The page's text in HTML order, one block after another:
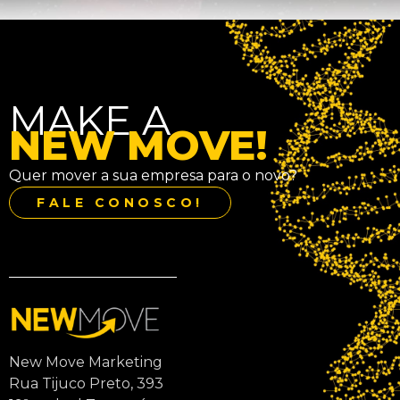
MAKE A
NEW MOVE!
Quer mover a sua empresa para o novo?
FALE CONOSCO!
New Move Marketing
Rua Tijuco Preto, 393